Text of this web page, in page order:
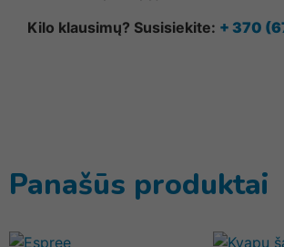
Kilo klausimų? Susisiekite: + 370
Panašūs produktai